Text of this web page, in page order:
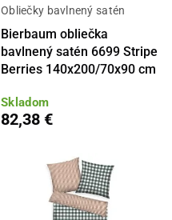
Obliečky bavlnený satén
Bierbaum obliečka
bavlnený satén 6699 Stripe
Berries 140x200/70x90 cm
Skladom
82,38 €